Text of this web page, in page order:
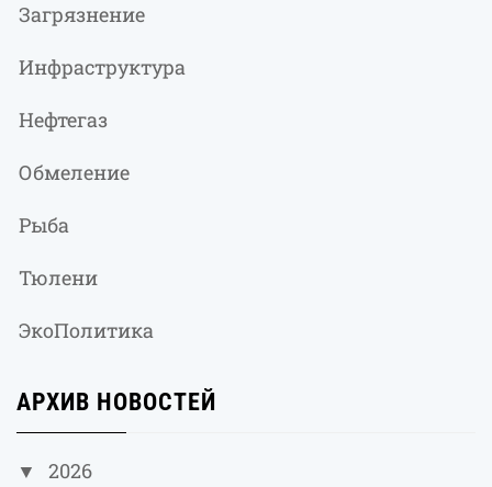
Загрязнение
Инфраструктура
Нефтегаз
Обмеление
Рыба
Тюлени
ЭкоПолитика
АРХИВ НОВОСТЕЙ
2026